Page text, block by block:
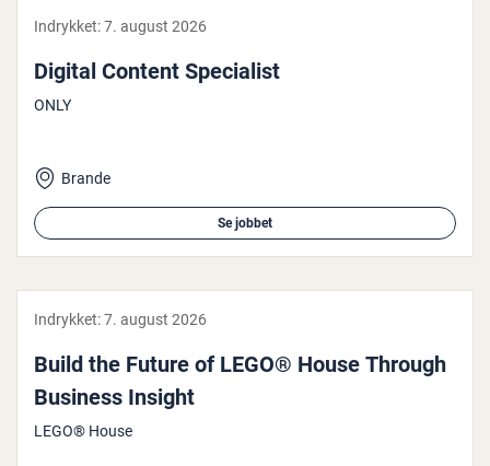
Indrykket:7. august 2026
Digital Content Spe­ci­a­list
ONLY
Brande
Se jobbet
Indrykket:7. august 2026
Build the Future of LEGO® House Through
Business Insight
LEGO® House